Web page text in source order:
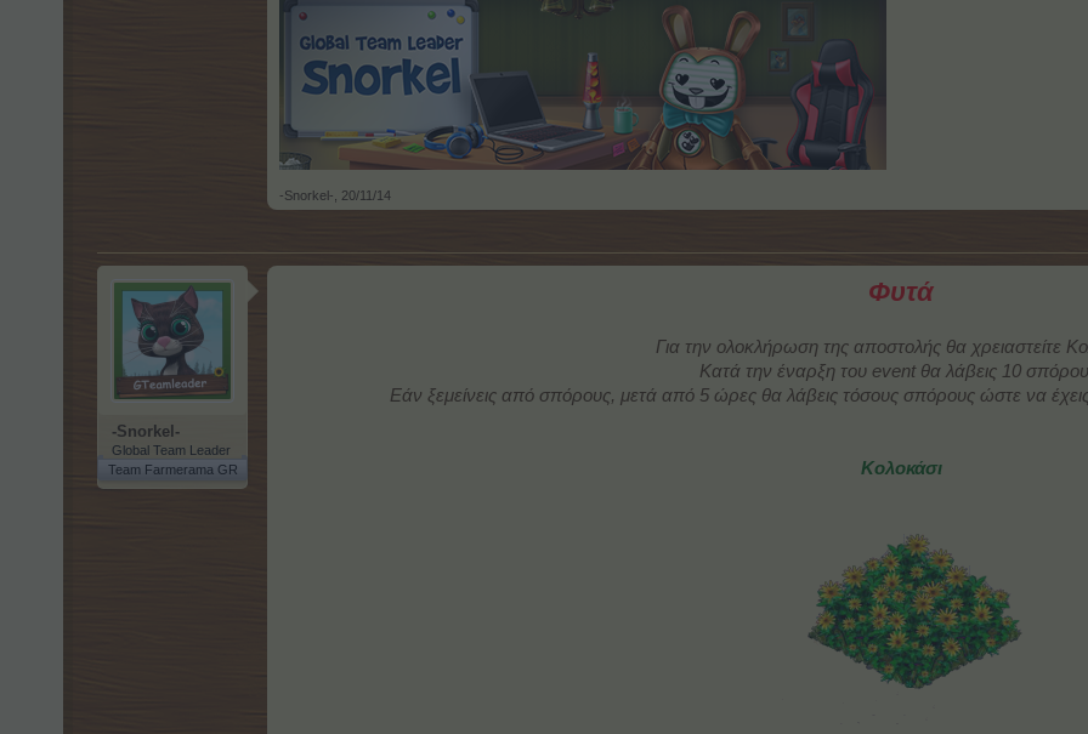
-Snorkel- 20/11/14
-Snorkel-
Global Team Leader
Team Farmerama GR
Φυτά
Για την ολοκλήρωση της αποστολής θα χρειαστείτε
Κατά την έναρξη του event θα λάβεις 10
Εάν ξεμείνεις από σπόρους, μετά από 5 ώρες θα λάβεις τόσους σπόρους ώστε να
Κολοκάσι